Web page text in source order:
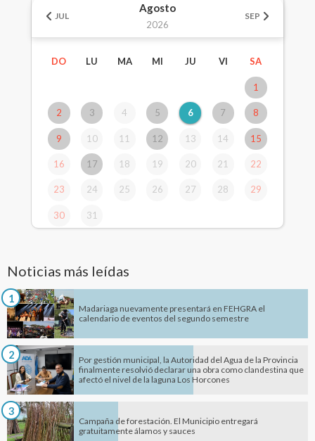
JUL
Agosto
2026
SEP
DO LU MA MI JU VI SA
1
2 3 4 5 6 7 8
9 10 11 12 13 14 15
16 17 18 19 20 21 22
23 24 25 26 27 28 29
30 31
Noticias más leídas
1
Madariaga nuevamente presentará en FEHGRA el
calendario de eventos del segundo semestre
2
Por gestión municipal, la Autoridad del Agua de la Provincia
finalmente resolvió declarar una obra como clandestina que
afectó el nivel de la laguna Los Horcones
3
Campaña de forestación. El Municipio entregará
gratuitamente álamos y sauces